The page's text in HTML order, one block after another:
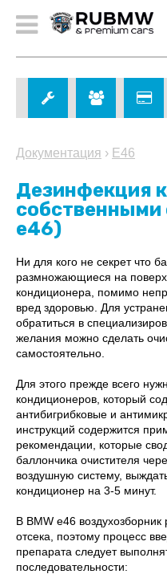
Документация › E46
Дезинфекция
собственными
e46)
Ни для кого не секрет что
размножающиеся на
кондиционера, помимо
вред здоровью. Для
обратиться в
желания можно сделать
самостоятельно.
Для этого прежде всего
кондиционеров, который
антибигрибковые и
инструкций содержится
рекомендации, которые
баллончика очистителя
воздушную систему,
кондиционер на 3-5 минут.
В BMW e46
отсека, поэтому процесс
препарата следует
последовательности: